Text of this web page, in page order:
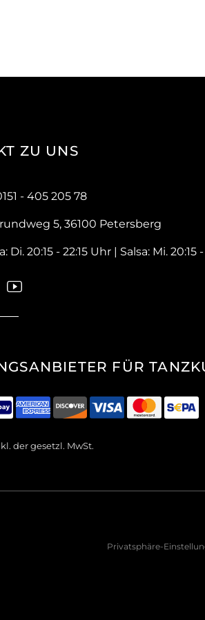
ZU UNS
- 405 205 78
5, 36100 Petersberg
Di. 20:15 - 22:15 Uhr | Salsa: Mi. 20:15
FÜR
der gesetzl. MwSt.
Privatsphäre-